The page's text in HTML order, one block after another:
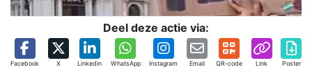
Deel deze actie via:
Facebook X Linkedin WhatsApp Instagram Email QR-code Link Poster